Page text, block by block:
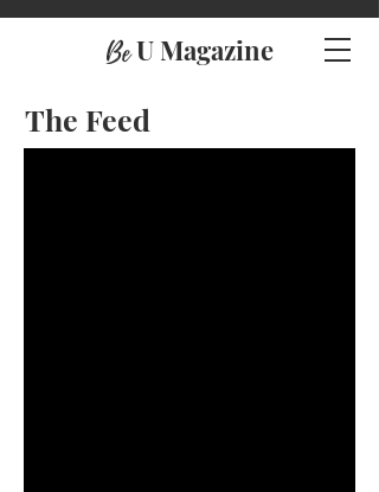
BeU Magazine
The Feed